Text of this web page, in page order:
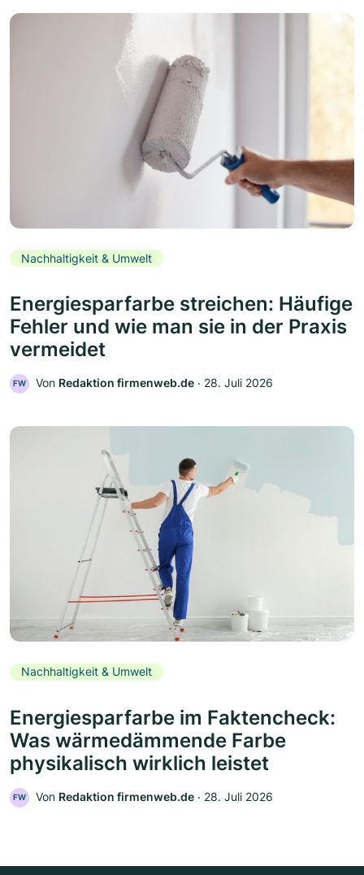
Nachhaltigkeit & Umwelt
Energiesparfarbe streichen: Häufige
Fehler und wie man sie in der Praxis
vermeidet
FW Von Redaktion firmenweb.de ‧ 28. Juli 2026
Nachhaltigkeit & Umwelt
Energiesparfarbe im Faktencheck:
Was wärmedämmende Farbe
physikalisch wirklich leistet
FW Von Redaktion firmenweb.de ‧ 28. Juli 2026